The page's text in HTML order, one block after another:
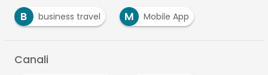
B
business travel M Mobile App
Canali